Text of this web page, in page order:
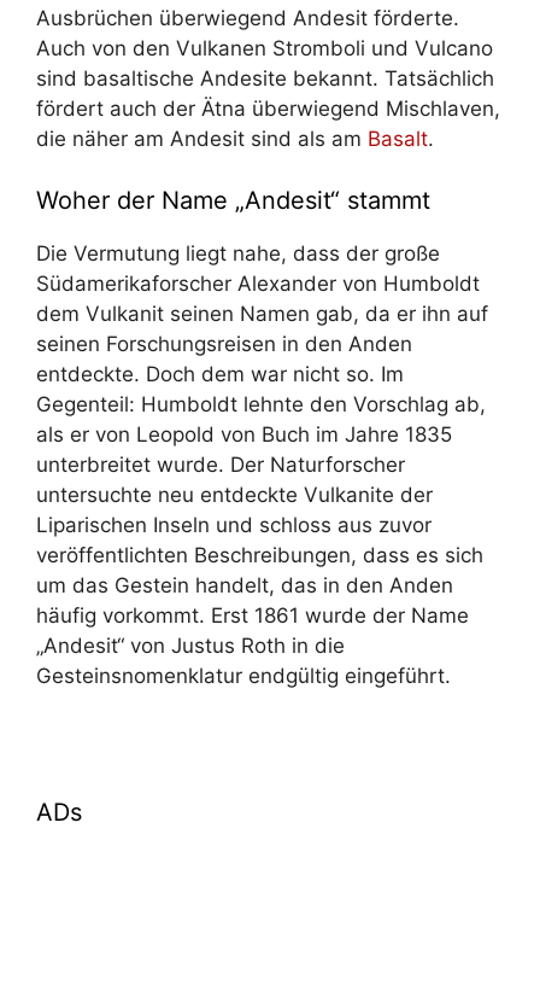
Ausbrüchen überwiegend Andesit förderte.
Auch von den Vulkanen Stromboli und Vulcano
sind basaltische Andesite bekannt. Tatsächlich
fördert auch der Ätna überwiegend Mischlaven,
die näher am Andesit sind als am Basalt.
Woher der Name „Andesit“ stammt
Die Vermutung liegt nahe, dass der große
Südamerikaforscher Alexander von Humboldt
dem Vulkanit seinen Namen gab, da er ihn auf
seinen Forschungsreisen in den Anden
entdeckte. Doch dem war nicht so. Im
Gegenteil: Humboldt lehnte den Vorschlag ab,
als er von Leopold von Buch im Jahre 1835
unterbreitet wurde. Der Naturforscher
untersuchte neu entdeckte Vulkanite der
Liparischen Inseln und schloss aus zuvor
veröffentlichten Beschreibungen, dass es sich
um das Gestein handelt, das in den Anden
häufig vorkommt. Erst 1861 wurde der Name
„Andesit“ von Justus Roth in die
Gesteinsnomenklatur endgültig eingeführt.
ADs